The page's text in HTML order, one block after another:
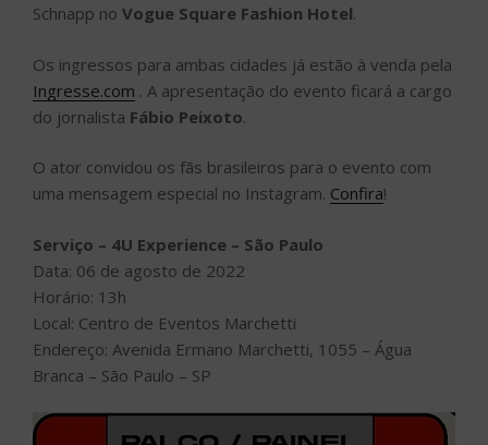
Schnapp no Vogue Square Fashion Hotel.
Os ingressos para ambas cidades já estão à venda pela
Ingresse.com . A apresentação do evento ficará a cargo
do jornalista Fábio Peixoto.
O ator convidou os fãs brasileiros para o evento com
uma mensagem especial no Instagram. Confira!
Serviço – 4U Experience – São Paulo
Data: 06 de agosto de 2022
Horário: 13h
Local: Centro de Eventos Marchetti
Endereço: Avenida Ermano Marchetti, 1055 – Água
Branca – São Paulo – SP